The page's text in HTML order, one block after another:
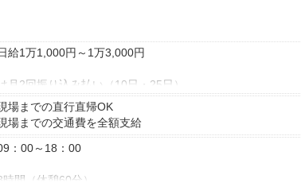
給1万1,000円～1万3,000円
月2回振り込み払い（10日・25日）
制度の利用も可能（規定あり）
者は日給+2,000円（一般路線は+1,000円）
得費用は当社全額負担
：日勤／日給1万800円
場までの直行直帰OK
場までの交通費を全額支給
：00～18：00
間（休憩60分）